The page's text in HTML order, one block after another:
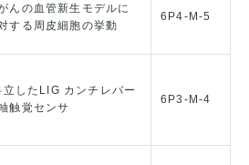
んの血管新生モデルに
する周皮細胞の挙動
6P4-M-5
したLIG カンチレバー
触覚センサ
6P3-M-4